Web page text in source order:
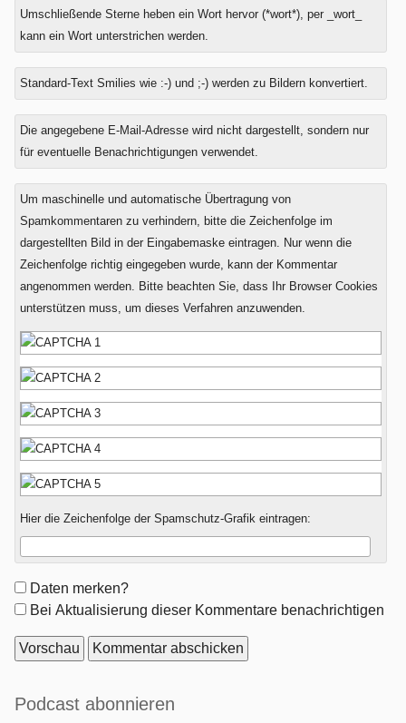
Umschließende Sterne heben ein Wort hervor (*wort*), per _wort_
kann ein Wort unterstrichen werden.
Standard-Text Smilies wie :-) und ;-) werden zu Bildern konvertiert.
Was
ist
Eins
plus
Die angegebene E-Mail-Adresse wird nicht dargestellt, sondern nur
für eventuelle Benachrichtigungen verwendet.
Um maschinelle und automatische Übertragung von
Spamkommentaren zu verhindern, bitte die Zeichenfolge im
dargestellten Bild in der Eingabemaske eintragen. Nur wenn die
Zeichenfolge richtig eingegeben wurde, kann der Kommentar
angenommen werden. Bitte beachten Sie, dass Ihr Browser Cookies
unterstützen muss, um dieses Verfahren anzuwenden.
Hier die Zeichenfolge der Spamschutz-Grafik eintragen:
Formular-
Optionen
Daten merken?
Bei Aktualisierung dieser Kommentare benachrichtigen
Seitenleiste
Podcast abonnieren